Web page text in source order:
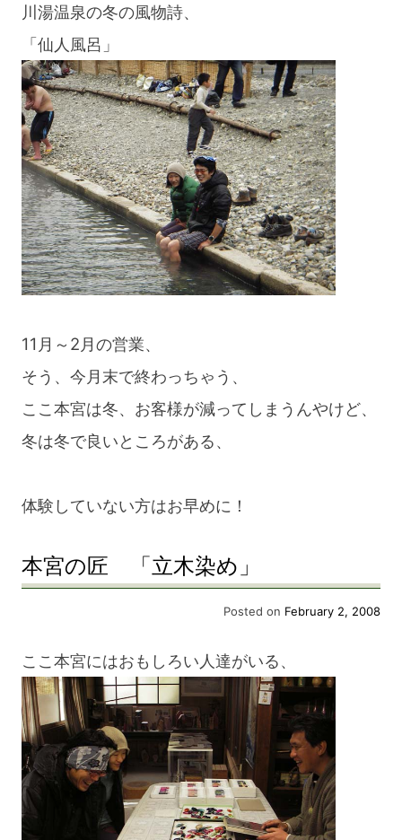
地
川湯温泉の冬の風物詩、
「仙人風呂」
11月～2月の営業、
そう、今月末で終わっちゃう、
ここ本宮は冬、お客様が減ってしまうんやけど、
冬は冬で良いところがある、
体験していない方はお早めに！
本宮の匠 「立木染め」
Posted on February 2, 2008
ここ本宮にはおもしろい人達がいる、